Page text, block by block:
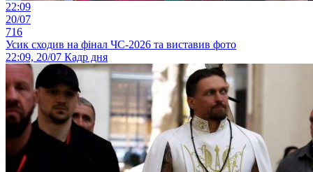
22:09
20/07
716
Усик сходив на фінал ЧС-2026 та виставив фото
22:09, 20/07 Кадр дня